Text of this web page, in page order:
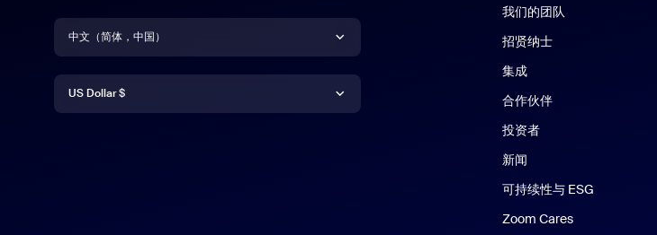
语言
中文（简体，中国）
Deutsch
货币
US Dollar $
我们的团队
招贤纳士
集成
合作伙伴
投资者
新闻
可持续性与 ESG
Zoom Cares